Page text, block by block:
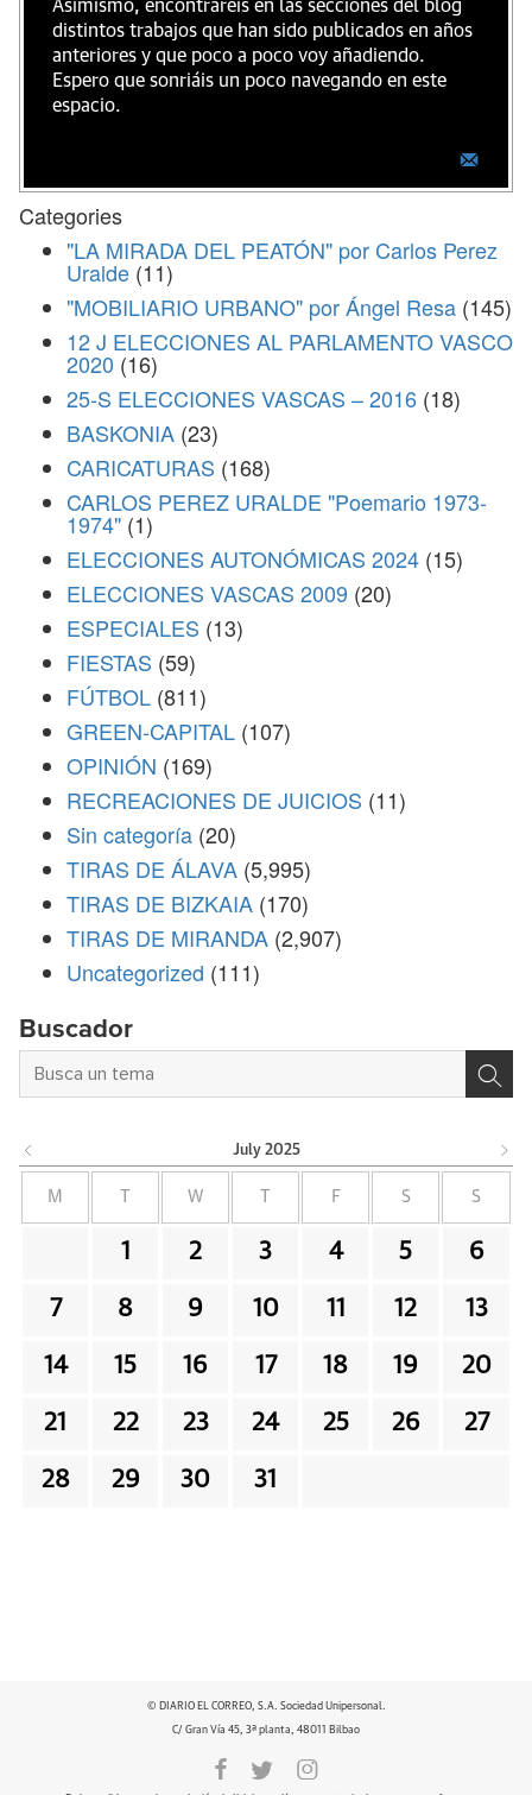
Asimismo, encontrareis en las secciones del blog
distintos trabajos que han sido publicados en años
anteriores y que poco a poco voy añadiendo.
Espero que sonriáis un poco navegando en este
espacio.
Categories
"LA MIRADA DEL PEATÓN" por Carlos Perez
Uralde (11)
"MOBILIARIO URBANO" por Ángel Resa (145)
12 J ELECCIONES AL PARLAMENTO VASCO
2020 (16)
25-S ELECCIONES VASCAS – 2016 (18)
BASKONIA (23)
CARICATURAS (168)
CARLOS PEREZ URALDE "Poemario 1973-
1974" (1)
ELECCIONES AUTONÓMICAS 2024 (15)
ELECCIONES VASCAS 2009 (20)
ESPECIALES (13)
FIESTAS (59)
FÚTBOL (811)
GREEN-CAPITAL (107)
OPINIÓN (169)
RECREACIONES DE JUICIOS (11)
Sin categoría (20)
TIRAS DE ÁLAVA (5,995)
TIRAS DE BIZKAIA (170)
TIRAS DE MIRANDA (2,907)
Uncategorized (111)
Buscador
July 2025
M W F S S
1 2 3 4 5 6
7 8 9 10 11 12 13
14 15 16 17 18 19 20
21 22 23 24 25 26 27
28 29 30 31
© DIARIO EL CORREO, S.A. Sociedad Unipersonal.
C/ Gran Vía 45, 3ª planta, 48011 Bilbao